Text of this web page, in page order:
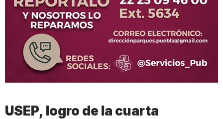
USEP, logro de la cuarta